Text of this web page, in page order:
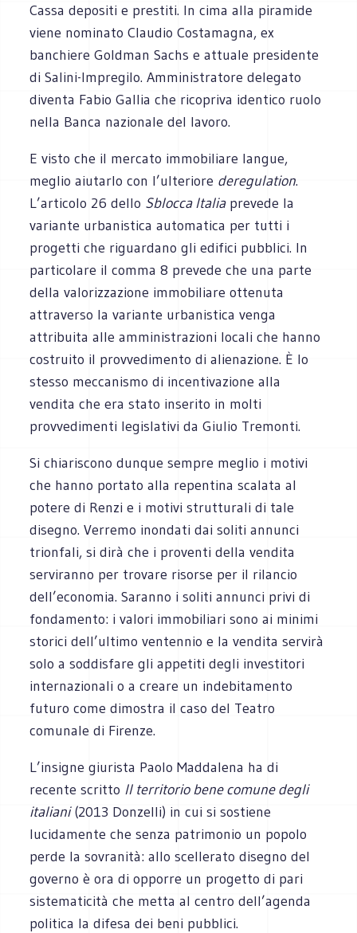
Cassa depositi e prestiti. In cima alla piramide
viene nominato Claudio Costamagna, ex
banchiere Goldman Sachs e attuale presidente
di Salini-Impregilo. Amministratore delegato
diventa Fabio Gallia che ricopriva identico ruolo
nella Banca nazionale del lavoro.
E visto che il mercato immobiliare langue,
meglio aiutarlo con l’ulteriore deregulation.
L’articolo 26 dello Sblocca Italiaprevede la
variante urbanistica automatica per tutti i
progetti che riguardano gli edifici pubblici. In
particolare il comma 8 prevede che una parte
della valorizzazione immobiliare ottenuta
attraverso la variante urbanistica venga
attribuita alle amministrazioni locali che hanno
costruito il provvedimento di alienazione. È lo
stesso meccanismo di incentivazione alla
vendita che era stato inserito in molti
provvedimenti legislativi da Giulio Tremonti.
Si chiariscono dunque sempre meglio i motivi
che hanno portato alla repentina scalata al
potere di Renzi e i motivi strutturali di tale
disegno. Verremo inondati dai soliti annunci
trionfali, si dirà che i proventi della vendita
serviranno per trovare risorse per il rilancio
dell’economia. Saranno i soliti annunci privi di
fondamento: i valori immobiliari sono ai minimi
storici dell’ultimo ventennio e la vendita servirà
solo a soddisfare gli appetiti degli investitori
internazionali o a creare un indebitamento
futuro come dimostra il caso del Teatro
comunale di Firenze.
L’insigne giurista Paolo Maddalena ha di
recente scritto Il territorio bene comune degli
italiani(2013 Donzelli) in cui si sostiene
lucidamente che senza patrimonio un popolo
perde la sovranità: allo scellerato disegno del
governo è ora di opporre un progetto di pari
sistematicità che metta al centro dell’agenda
politica la difesa dei beni pubblici.